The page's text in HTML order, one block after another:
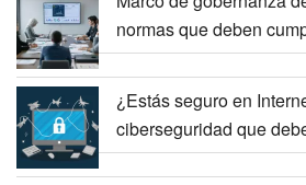
normas que deben
¿Estás seguro en
ciberseguridad que